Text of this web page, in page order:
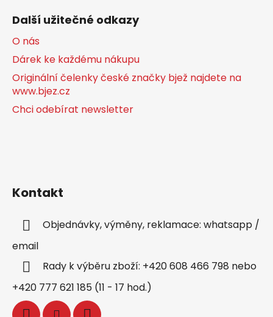
Další užitečné odkazy
O nás
Dárek ke každému nákupu
Originální čelenky české značky bjež najdete na
www.bjez.cz
Chci odebírat newsletter
Kontakt
Objednávky, výměny, reklamace: whatsapp /
email
Rady k výběru zboží: +420 608 466 798 nebo
+420 777 621 185 (11 - 17 hod.)